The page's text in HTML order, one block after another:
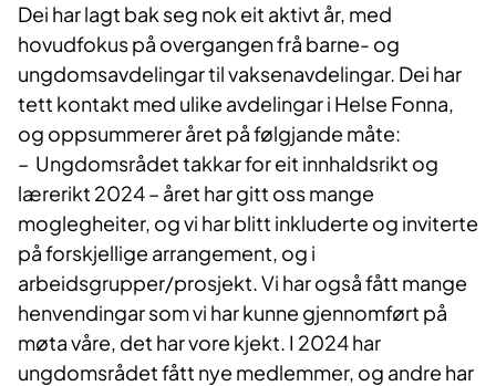
Dei har lagt bak seg nok eit aktivt år, med
hovudfokus på overgangen frå barne- og
ungdomsavdelingar til vaksenavdelingar. Dei har
tett kontakt med ulike avdelingar i Helse Fonna,
og oppsummerer året på følgjande måte:
– Ungdomsrådet takkar for eit innhaldsrikt og
lærerikt 2024 – året har gitt oss mange
moglegheiter, og vi har blitt inkluderte og inviterte
på forskjellige arrangement, og i
arbeidsgrupper/prosjekt. Vi har også fått mange
henvendingar som vi har kunne gjennomført på
møta våre, det har vore kjekt. I 2024 har
ungdomsrådet fått nye medlemmer, og andre har